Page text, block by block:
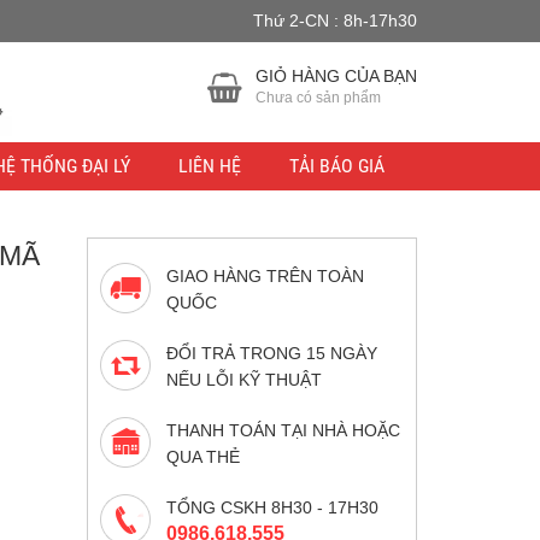
Thứ 2-CN : 8h-17h30
GIỎ HÀNG CỦA BẠN
Chưa có sản phẩm
THỐNG ĐẠI LÝ LIÊN HỆ TẢI BÁO GIÁ
GIAO HÀNG TRÊN TOÀN
QUỐC
ĐỔI TRẢ TRONG 15 NGÀY
NẾU LỖI KỸ THUẬT
THANH TOÁN TẠI NHÀ HOẶC
QUA THẺ
TỔNG CSKH 8H30 - 17H30
0986.618.555
lực.